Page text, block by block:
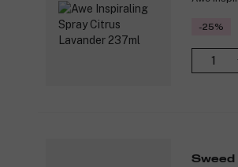
-25%
Sweed